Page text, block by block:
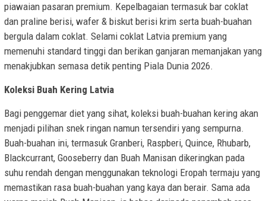
piawaian pasaran premium. Kepelbagaian termasuk bar coklat
dan praline berisi, wafer & biskut berisi krim serta buah-buahan
bergula dalam coklat. Selami coklat Latvia premium yang
memenuhi standard tinggi dan berikan ganjaran memanjakan yang
menakjubkan semasa detik penting Piala Dunia 2026.
Koleksi Buah Kering Latvia
Bagi penggemar diet yang sihat, koleksi buah-buahan kering akan
menjadi pilihan snek ringan namun tersendiri yang sempurna.
Buah-buahan ini, termasuk Granberi, Raspberi, Quince, Rhubarb,
Blackcurrant, Gooseberry dan Buah Manisan dikeringkan pada
suhu rendah dengan menggunakan teknologi Eropah termaju yang
memastikan rasa buah-buahan yang kaya dan berair. Sama ada